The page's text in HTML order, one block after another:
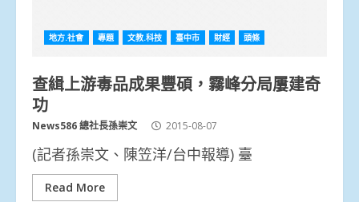
地方.社會 專題 文教.科技 臺中市 財經 頭條
查緝上游毒品成果豐碩，霧峰分局屢建奇
功
News586 總社長孫崇文 2015-08-07
(記者孫崇文、陳笠洋/台中報導) 臺
Read More